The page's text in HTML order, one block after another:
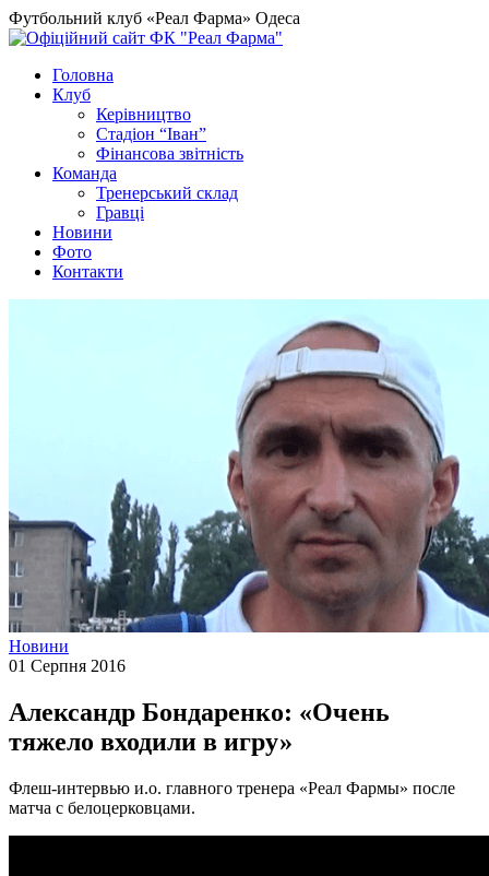
Футбольний клуб «Реал Фарма» Одеса
Головна
Клуб
Керівництво
Стадіон “Іван”
Фінансова звітність
Команда
Тренерський склад
Гравці
Новини
Фото
Контакти
Новини
01 Серпня 2016
Александр Бондаренко: «Очень
тяжело входили в игру»
Флеш-интервью и.о. главного тренера «Реал Фармы» после
матча с белоцерковцами.